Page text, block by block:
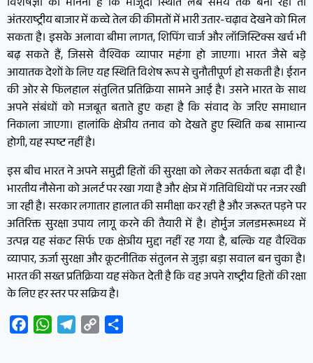
विशेषज्ञों का मानना है कि मौजूदा स्थिति लंबे समय तक बनी रही तो
अंतरराष्ट्रीय बाजार में कच्चे तेल की कीमतों में भारी उतार-चढ़ाव देखने को मिल
सकता है। इसके अलावा बीमा लागत, शिपिंग चार्ज और लॉजिस्टिक्स खर्च भी
बढ़ सकते हैं, जिससे वैश्विक व्यापार महंगा हो जाएगा। भारत जैसे बड़े
आयातक देशों के लिए यह स्थिति विशेष रूप से चुनौतीपूर्ण हो सकती है। ईरान
की ओर से फिलहाल संतुलित प्रतिक्रिया सामने आई है। उसने भारत के साथ
अपने संबंधों को मजबूत बताते हुए कहा है कि संवाद के जरिए समाधान
निकाला जाएगा। हालांकि क्षेत्रीय तनाव को देखते हुए स्थिति कब सामान्य
होगी, यह स्पष्ट नहीं है।
इस बीच भारत ने अपने समुद्री हितों की सुरक्षा को लेकर सतर्कता बढ़ा दी है।
भारतीय नौसेना को अलर्ट पर रखा गया है और क्षेत्र में गतिविधियों पर नजर रखी
जा रही है। सरकार लगातार हालात की समीक्षा कर रही है और जरूरत पड़ने पर
अतिरिक्त सुरक्षा उपाय लागू करने की तैयारी में है। होर्मुज जलडमरूमध्य में
उत्पन्न यह संकट सिर्फ एक क्षेत्रीय मुद्दा नहीं रह गया है, बल्कि यह वैश्विक
व्यापार, ऊर्जा सुरक्षा और कूटनीतिक संतुलन से जुड़ा बड़ा सवाल बन चुका है।
भारत की सख्त प्रतिक्रिया यह संकेत देती है कि वह अपने राष्ट्रीय हितों की रक्षा
के लिए हर स्तर पर सक्रिय है।
FacebookWhatsAppTelegram
Copy